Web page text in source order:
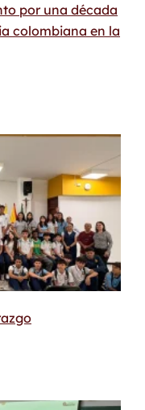
por una década
colombiana en la